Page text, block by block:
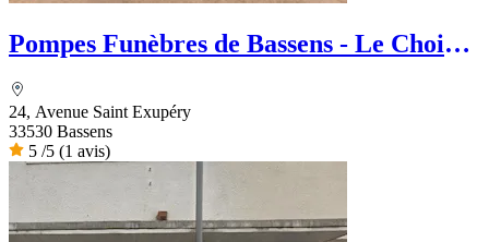
Pompes Funèbres de Bassens - Le Choix
24, Avenue Saint Exupéry
33530 Bassens
5 /5 (1 avis)